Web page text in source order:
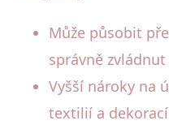
Může působit
správně zvládnut
Vyšší nároky na
textilií a dekorací